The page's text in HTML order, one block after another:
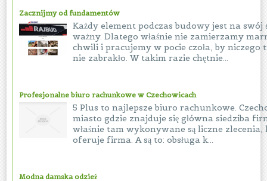
Zacznijmy od fundamentów
Każdy element podczas budowy jest na swój
ważny. Dlatego właśnie nie zamierzamy
chwili i pracujemy w pocie czoła, by niczego
nie zabrakło. W takim razie chętnie...
Profesjonalne biuro rachunkowe w Czechowicach
5 Plus to najlepsze biuro rachunkowe.
miasto gdzie znajduje się główna siedziba
właśnie tam wykonywane są liczne zlecenia,
oferuje firma. A są to: obsługa k...
Modna damska odzież